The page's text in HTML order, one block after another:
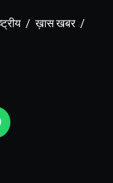
/ ख़ास खबर /